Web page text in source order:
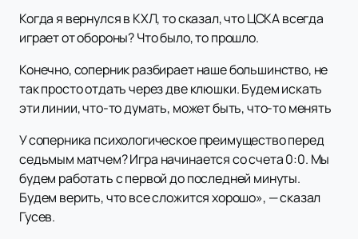
Когда я вернулся в КХЛ, то сказал, что ЦСКА всегда
играет от обороны? Что было, то прошло.
Конечно, соперник разбирает наше большинство, не
так просто отдать через две клюшки. Будем искать
эти линии, что-то думать, может быть, что-то менять
У соперника психологическое преимущество перед
седьмым матчем? Игра начинается со счета 0:0. Мы
будем работать с первой до последней минуты.
Будем верить, что все сложится хорошо», — сказал
Гусев.